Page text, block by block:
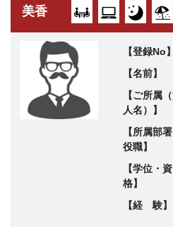
美香
【登録No】
【名前】
【ご所属
人名）】
【所属部
役職】
【学位・資
格】
【経 験】